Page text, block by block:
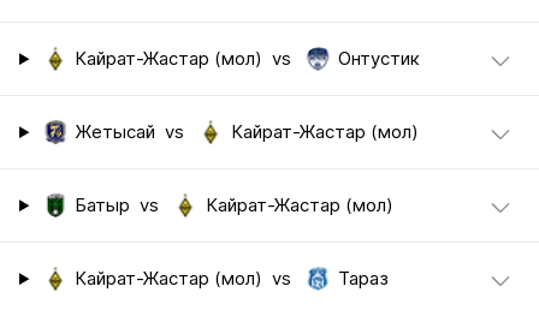
Кайрат-Жастар (мол) vs Онтустик
Жетысай vs Кайрат-Жастар (мол)
Батыр vs Кайрат-Жастар (мол)
Кайрат-Жастар (мол) vs Тараз